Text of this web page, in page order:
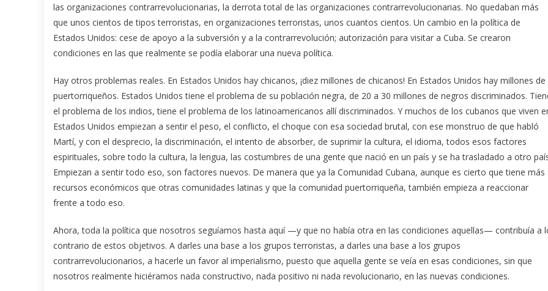
las organizaciones contrarrevolucionarias, la derrota total de las organizaciones contrarrevolucionarias. No quedaban más
que unos cientos de tipos terroristas, en organizaciones terroristas, unos cuantos cientos. Un cambio en la política de
Estados Unidos: cese de apoyo a la subversión y a la contrarrevolución; autorización para visitar a Cuba. Se crearon
condiciones en las que realmente se podía elaborar una nueva política.
Hay otros problemas reales. En Estados Unidos hay chicanos, ¡diez millones de chicanos! En Estados Unidos hay millones de
puertorriqueños. Estados Unidos tiene el problema de su población negra, de 20 a 30 millones de negros discriminados.
el problema de los indios, tiene el problema de los latinoamericanos allí discriminados. Y muchos de los cubanos que viven
Estados Unidos empiezan a sentir el peso, el conflicto, el choque con esa sociedad brutal, con ese monstruo de que habló
Martí, y con el desprecio, la discriminación, el intento de absorber, de suprimir la cultura, el idioma, todos esos factores
espirituales, sobre todo la cultura, la lengua, las costumbres de una gente que nació en un país y se ha trasladado a otro
Empiezan a sentir todo eso, son factores nuevos. De manera que ya la Comunidad Cubana, aunque es cierto que tiene más
recursos económicos que otras comunidades latinas y que la comunidad puertorriqueña, también empieza a reaccionar
frente a todo eso.
Ahora, toda la política que nosotros seguíamos hasta aquí —y que no había otra en las condiciones aquellas— contribuía a
contrario de estos objetivos. A darles una base a los grupos terroristas, a darles una base a los grupos
contrarrevolucionarios, a hacerle un favor al imperialismo, puesto que aquella gente se veía en esas condiciones, sin que
nosotros realmente hiciéramos nada constructivo, nada positivo ni nada revolucionario, en las nuevas condiciones.